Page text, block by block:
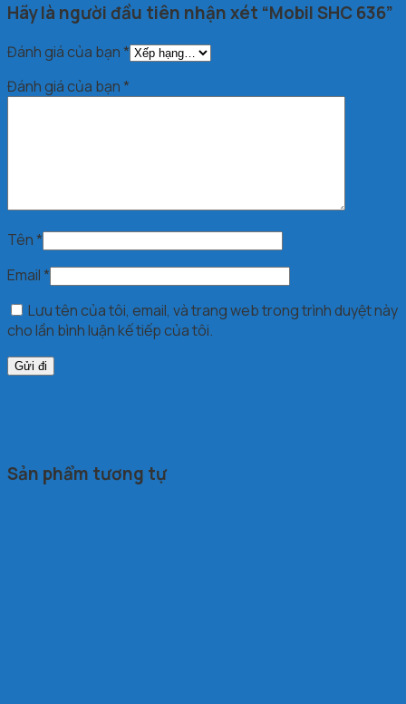
Hãy là người đầu tiên nhận xét “Mobil SHC 636”
Đánh giá của bạn*
Đánh giá của bạn*
Tên*
Email*
Lưu tên của tôi, email, và trang web trong trình duyệt này
cho lần bình luận kế tiếp của tôi.
Sản phẩm tương tự